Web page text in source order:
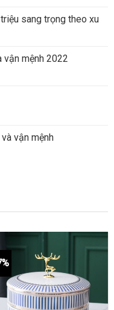
sang trọng theo xu
vận mệnh 2022
vận mệnh